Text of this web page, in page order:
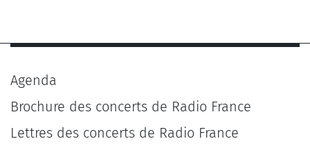
Agenda
Brochure des concerts de Radio France
Lettres des concerts de Radio France